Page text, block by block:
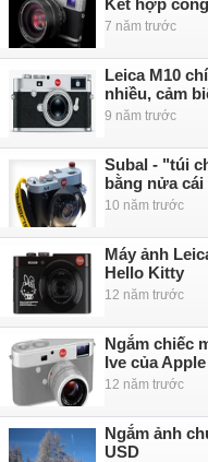
Kết hợp
7 năm trước
Leica M10
nhiều, cảm
9 năm trước
Subal - "túi
bằng nửa cái
10 năm trước
Máy ảnh
Hello Kitty
12 năm trước
Ngắm chiếc
Ive của
12 năm trước
Ngắm ảnh
USD